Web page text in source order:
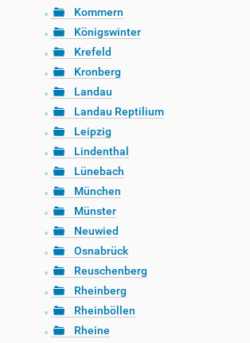
Kommern
Königswinter
Krefeld
Kronberg
Landau
Landau Reptilium
Leipzig
Lindenthal
Lünebach
München
Münster
Neuwied
Osnabrück
Reuschenberg
Rheinberg
Rheinböllen
Rheine